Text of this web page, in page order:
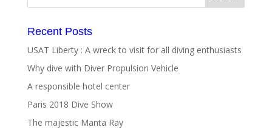
Recent Posts
USAT Liberty : A wreck to visit for all diving enthusiasts
Why dive with Diver Propulsion Vehicle
A responsible hotel center
Paris 2018 Dive Show
The majestic Manta Ray